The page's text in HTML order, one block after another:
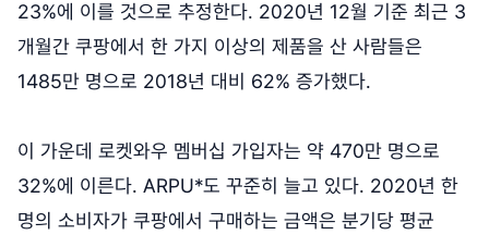
23%에 이를 것으로 추정한다. 2020년 12월 기준 최근 3
개월간 쿠팡에서 한 가지 이상의 제품을 산 사람들은
1485만 명으로 2018년 대비 62% 증가했다.
이 가운데 로켓와우 멤버십 가입자는 약 470만 명으로
32%에 이른다. ARPU*도 꾸준히 늘고 있다. 2020년 한
명의 소비자가 쿠팡에서 구매하는 금액은 분기당 평균